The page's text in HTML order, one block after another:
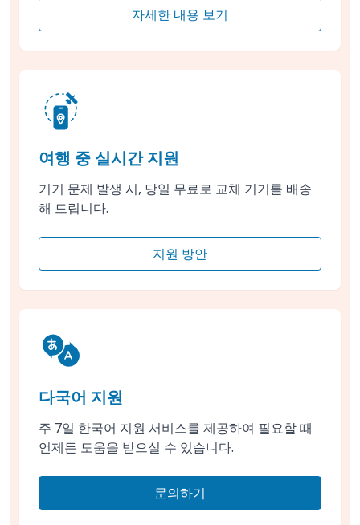
자세한 내용 보기
여행 중 실시간 지원
기기 문제 발생 시, 당일 무료로 교체 기기를 배송
해 드립니다.
지원 방안
다국어 지원
주 7일 한국어 지원 서비스를 제공하여 필요할 때
언제든 도움을 받으실 수 있습니다.
문의하기